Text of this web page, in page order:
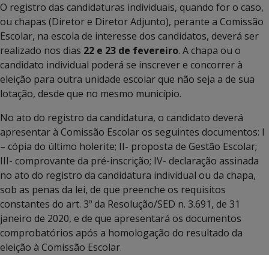
O registro das candidaturas individuais, quando for o caso,
ou chapas (Diretor e Diretor Adjunto), perante a Comissão
Escolar, na escola de interesse dos candidatos, deverá ser
realizado nos dias 22 e 23 de fevereiro. A chapa ou o
candidato individual poderá se inscrever e concorrer à
eleição para outra unidade escolar que não seja a de sua
lotação, desde que no mesmo município.
No ato do registro da candidatura, o candidato deverá
apresentar à Comissão Escolar os seguintes documentos: I
– cópia do último holerite; II- proposta de Gestão Escolar;
III- comprovante da pré-inscrição; IV- declaração assinada
no ato do registro da candidatura individual ou da chapa,
sob as penas da lei, de que preenche os requisitos
constantes do art. 3º da Resolução/SED n. 3.691, de 31
janeiro de 2020, e de que apresentará os documentos
comprobatórios após a homologação do resultado da
eleição à Comissão Escolar.